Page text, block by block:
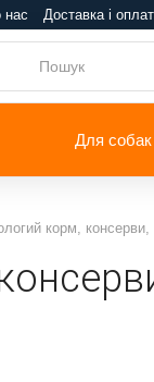
нас Доставка і
Для собак
корм, консерви,